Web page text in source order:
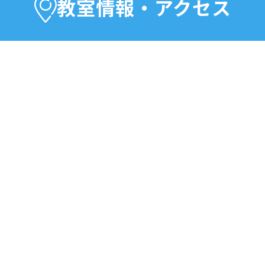
学び直しには基礎講座からのスタートもお
教室情報・アクセス